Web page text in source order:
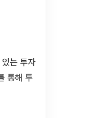
는 투자
통해 투